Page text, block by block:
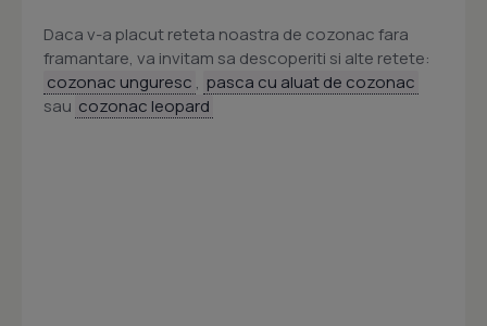
Daca v-a placut reteta noastra de cozonac fara
framantare, va invitam sa descoperiti si alte retete:
cozonac unguresc , pasca cu aluat de cozonac
sau cozonac leopard